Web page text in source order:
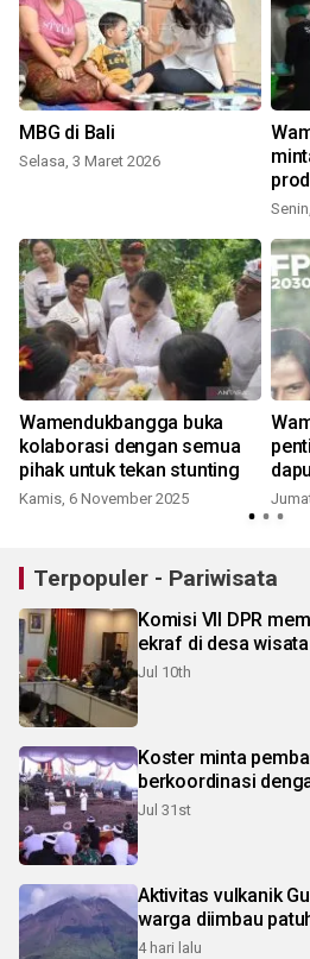
MBG di Bali
Selasa, 3 Maret 2026
Wamendukbangga buka
kolaborasi dengan semua
pihak untuk tekan stunting
Kamis, 6 November 2025
Terpopuler - Pariwisata
Komisi VII DPR
ekraf di desa
Jul 10th
Koster minta
berkoordinasi
Jul 31st
Aktivitas vulkanik
warga diimbau
4 hari lalu